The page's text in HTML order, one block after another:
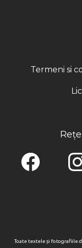
Termeni si
Toate textele și fotografiile